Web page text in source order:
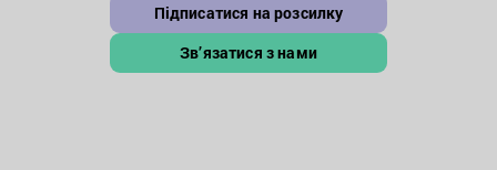
Підписатися на розсилку
Зв’язатися з нами